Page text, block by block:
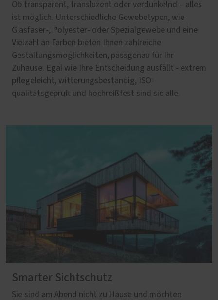
Ob transparent, transluzent oder verdunkelnd – alles
ist möglich. Unterschiedliche Gewebetypen, wie
Glasfaser-, Polyester- oder Spezialgewebe und eine
Vielzahl an Farben bieten Ihnen zahlreiche
Gestaltungsmöglichkeiten, passgenau für Ihr
Zuhause. Egal wie Ihre Entscheidung ausfällt - extrem
pflegeleicht, witterungsbeständig, ISO-
qualitätsgeprüft und hochreißfest sind sie alle.
Smarter Sichtschutz
Sie sind am Abend nicht zu Hause und möchten